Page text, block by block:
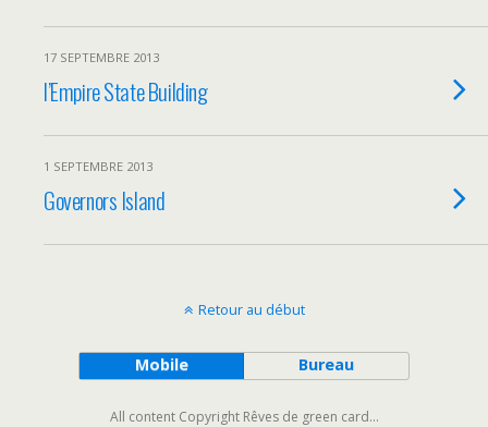
17 SEPTEMBRE 2013
l’Empire State Building
1 SEPTEMBRE 2013
Governors Island
Retour au début
Mobile Bureau
All content Copyright Rêves de green card...